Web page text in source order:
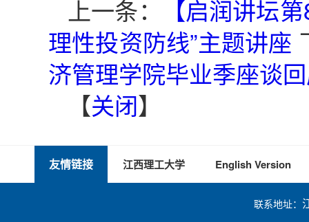
上一条：
【启润讲坛
理性投资防线”主题讲座
济管理学院毕业季座谈
【关闭】
友情链接 江西理工大学 English Version
联系地址：